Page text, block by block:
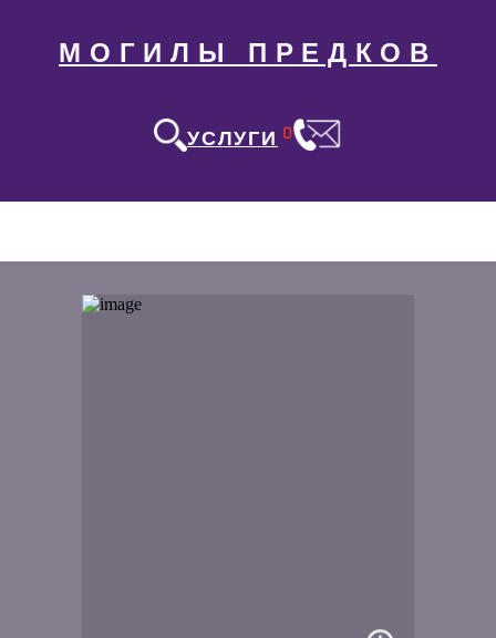
МОГИЛЫ ПРЕДКОВ
УСЛУГИ 0